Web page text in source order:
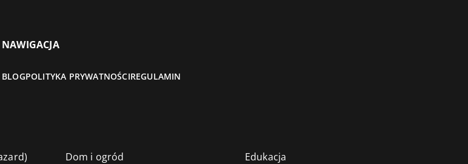
NAWIGACJA
BLOGPOLITYKA PRYWATNOŚCIREGULAMIN
Dom i ogród Edukacja